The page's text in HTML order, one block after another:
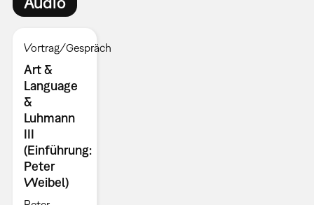
Vortrag/Gespräch
Art &
Language
&
Luhmann
III
(Einführung:
Peter
Weibel)